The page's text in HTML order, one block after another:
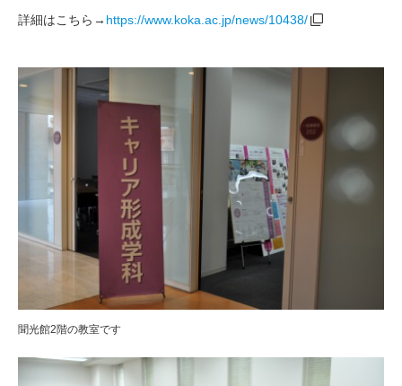
詳細はこちら→ https://www.koka.ac.jp/news/10438/
聞光館2階の教室です